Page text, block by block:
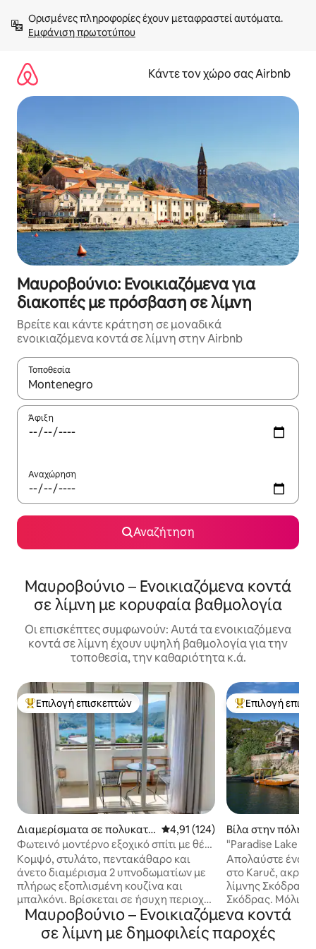
στο
περιεχόμενοΕμφάνιση πρωτοτύπου
Κάντε τον χώρο σας Airbnb
Μαυροβούνιο: Ενοικιαζόμενα για
διακοπές με πρόσβαση σε λίμνη
Βρείτε και κάντε κράτηση σε μοναδικά
ενοικιαζόμενα κοντά σε λίμνη στην Airbnb
Τοποθεσία
Όταν τα αποτελέσματα είναι διαθέσιμα, μπορείτε να
Άφιξη
Αναχώρηση
Αναζήτηση
Μαυροβούνιο – Ενοικιαζόμενα κοντά
σε λίμνη με κορυφαία βαθμολογία
Οι επισκέπτες συμφωνούν: Αυτά τα ενοικιαζόμενα
κοντά σε λίμνη έχουν υψηλή βαθμολογία για την
τοποθεσία, την καθαριότητα κ.ά.
Κορυφαία επιλογή επισκεπτών
Επιλογή επισκεπτών
Διαμερίσματα σε πολυκατο
ικία στην πόλη Pluzine
Μέση βαθμολογία: 4,91 στα 5,
4,91 (124)
Φωτεινό μοντέρνο εξοχικό σπίτι με θέα
στη λίμνη
Κομψό, στυλάτο, πεντακάθαρο και
άνετο διαμέρισμα 2 υπνοδωματίων με
πλήρως εξοπλισμένη κουζίνα και
μπαλκόνι. Βρίσκεται σε ήσυχη περιοχή
με υπέροχη θέα. Εδώ μπορείτε να
βυθιστείτε στην ειρήνη και τη γαλήνη
που περιβάλλεται από σύγχρονες
Κορυφαία
Επιλογή
Βίλα στην πόλη
"Paradise Lake
Πάρκο Skadar
Απολαύστε ένα
στο Karuč,
λίμνης Σκόδρας
Σκόδρας. Μόλις 20 χλμ. από την
Ποντγκόριτσα
Μπούντβα, αυτό
προσφέρει 2
Μαυροβούνιο – Ενοικιαζόμενα κοντά
σε λίμνη με δημοφιλείς παροχές